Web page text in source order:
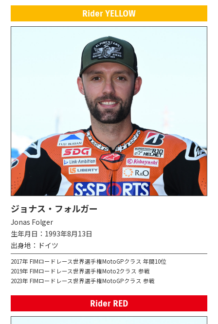
Rider YELLOW
ジョナス・フォルガー
Jonas Folger
生年月日：1993年8月13日
出身地：ドイツ
2017年 FIMロードレース世界選手権MotoGPクラス 年間10位
2019年 FIMロードレース世界選手権Moto2クラス 参戦
2023年 FIMロードレース世界選手権MotoGPクラス 参戦
Rider RED